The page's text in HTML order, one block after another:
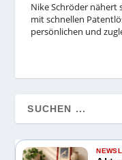
Nike Schröder nähert
mit schnellen
persönlichen und